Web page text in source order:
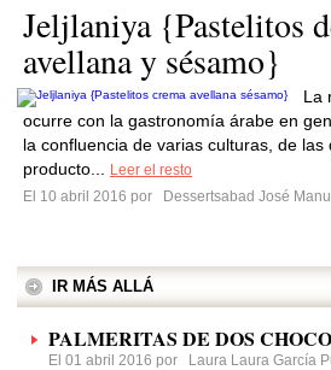
Jeljlaniya {Pastelitos
avellana y sésamo}
La
ocurre con la gastronomía árabe en
la confluencia de varias culturas, de las
producto...
Leer el resto
El 10 abril 2016 por
Dessertsabad José
IR MÁS ALLÁ
PALMERITAS DE DOS
El 01 abril 2016 por Laura Laura García